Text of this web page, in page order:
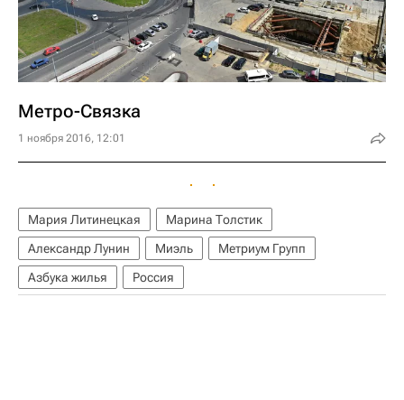
Метро-Связка
1 ноября 2016, 12:01
Мария Литинецкая
Марина Толстик
Александр Лунин
Миэль
Метриум Групп
Азбука жилья
Россия